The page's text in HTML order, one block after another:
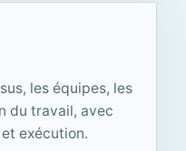
les équipes, les
du travail, avec
exécution.